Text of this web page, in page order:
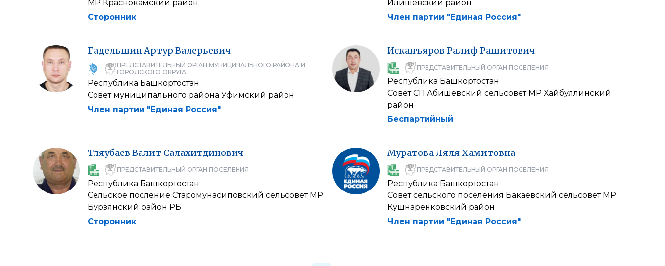
МР Краснокамский район
Сторонник
Илишевский район
Член партии "Единая Россия"
ГадельшинАртур Валерьевич
ПРЕДСТАВИТЕЛЬНЫЙ ОРГАН МУНИЦИПАЛЬНОГО РАЙОНА И
ГОРОДСКОГО ОКРУГА
Республика Башкортостан
Совет муниципального района Уфимский район
Член партии "Единая Россия"
Исканъяров Ралиф Рашитович
ПРЕДСТАВИТЕЛЬНЫЙ ОРГАН ПОСЕЛЕНИЯ
Республика Башкортостан
Совет СП Абишевский сельсовет МР Хайбуллинский
район
Беспартийный
Тляубаев Валит Салахитдинович
ПРЕДСТАВИТЕЛЬНЫЙ ОРГАН ПОСЕЛЕНИЯ
Республика Башкортостан
Сельское посление Старомунасиповский сельсовет МР
Бурзянский район РБ
Сторонник
МуратоваЛяляХамитовна
ПРЕДСТАВИТЕЛЬНЫЙ ОРГАН ПОСЕЛЕНИЯ
Республика Башкортостан
Совет сельского поселения Бакаевский сельсовет МР
Кушнаренковский район
Член партии "Единая Россия"